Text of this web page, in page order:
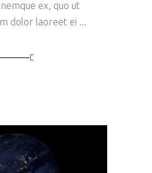
ex, quo ut
dolor laoreet ei